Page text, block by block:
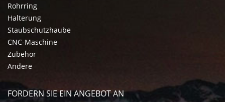
Rohrring
Halterung
Staubschutzhaube
CNC-Maschine
Zubehör
Andere
FORDERN SIE EIN ANGEBOT AN